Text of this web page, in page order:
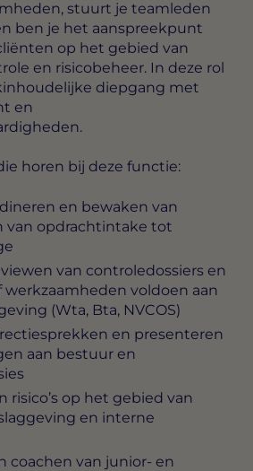
stuurt je teamleden
ben je het aanspreekpunt
op het gebied van
en risicobeheer. In deze rol
diepgang met
en
horen bij deze functie:
en bewaken van
van opdrachtintake tot
van controledossiers en
werkzaamheden voldoen aan
(Wta, Bta, NVCOS)
en presenteren
aan bestuur en
risico’s op het gebied van
en interne
coachen van junior- en